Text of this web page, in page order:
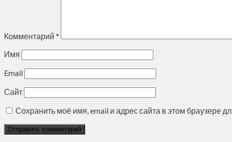
Комментарий *
Имя
Email
Сайт
Сохранить моё имя, email и адрес сайта в этом браузере